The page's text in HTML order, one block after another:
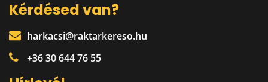
Kérdésed van?
harkacsi@raktarkereso.hu
+36 30 644 76 55